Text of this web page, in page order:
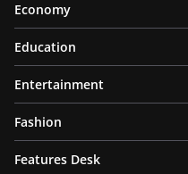
Economy
Education
Entertainment
Fashion
Features Desk